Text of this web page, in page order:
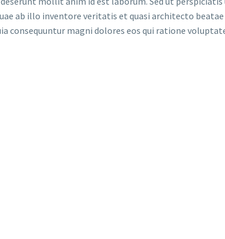
ab illo inventore veritatis et quasi architecto
magni dolores eos qui ratione